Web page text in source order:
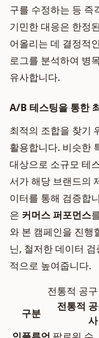
구를 수정하는 등 즉
기민한 대응은 한정
어올리는 데 결정적
로그를 분석하여 병
유사합니다.
A/B 테스팅을 통한
최적의 조합을 찾기
활용합니다. 비슷한
대상으로 소규모 테
서가 해당 브랜드의
이터를 통해 검증합
은 커머스 퍼포먼스
와 본 캠페인을 진행
닌, 철저한 데이터
적으로 높여줍니다.
전통적 공
구분
전통적
사